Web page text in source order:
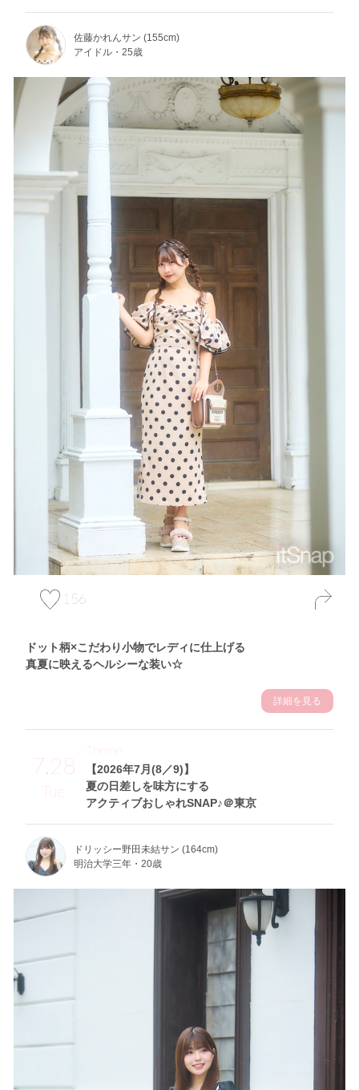
佐藤かれんサン (155cm)
アイドル・25歳
156
ドット柄×こだわり小物でレディに仕上げる
真夏に映えるヘルシーな装い☆
詳細を見る
7.28
Tue
【2026年7月(8／9)】
夏の日差しを味方にする
アクティブおしゃれSNAP♪＠東京
Theme
ドリッシー野田未結サン (164cm)
明治大学三年・20歳